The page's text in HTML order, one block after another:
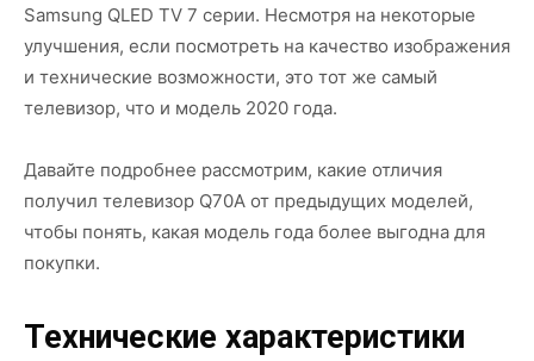
Samsung QLED TV 7 серии. Несмотря на некоторые
улучшения, если посмотреть на качество изображения
и технические возможности, это тот же самый
телевизор, что и модель 2020 года.
Давайте подробнее рассмотрим, какие отличия
получил телевизор Q70A от предыдущих моделей,
чтобы понять, какая модель года более выгодна для
покупки.
Технические характеристики